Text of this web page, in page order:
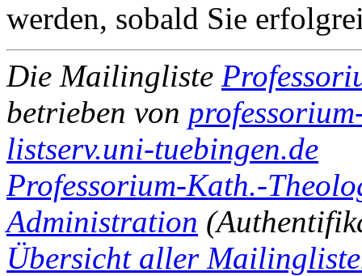
werden, sobald Sie
Die Mailingliste
betrieben von
listserv.uni-tuebingen.de
Professorium-Kath.-
Administration
Übersicht aller